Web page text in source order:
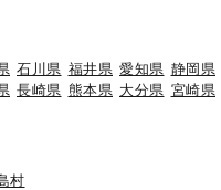
石川県 福井県 愛知県 静岡県
長崎県 熊本県 大分県 宮崎県
村